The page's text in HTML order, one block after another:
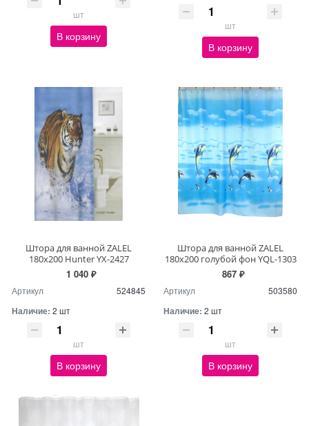
шт
В корзину
шт
В корзину
Штора для ванной ZALEL
180х200 Hunter YX-2427
1 040 ₽
Артикул 524845
Наличие: 2 шт
шт
В корзину
Штора для ванной ZALEL
180х200 голубой фон YQL-1303
867 ₽
Артикул 503580
Наличие: 2 шт
шт
В корзину